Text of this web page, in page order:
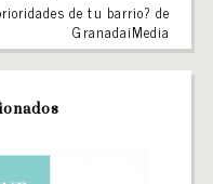
de tu barrio? de
GranadaiMedia